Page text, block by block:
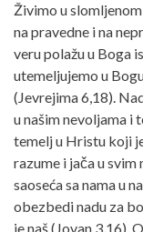
Živimo u
na pravedne i na
veru polažu u Boga
utemeljujemo u
(Jevrejima 6,18).
u našim nevoljama i
temelj u Hristu koji
razume i jača u svim
saoseća sa nama u
obezbedi nadu za
je naš (Jovan 3,16).